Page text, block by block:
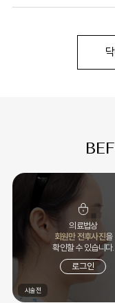
의료법상
회원만 전후사진을
확인할 수 있습니다.
로그인